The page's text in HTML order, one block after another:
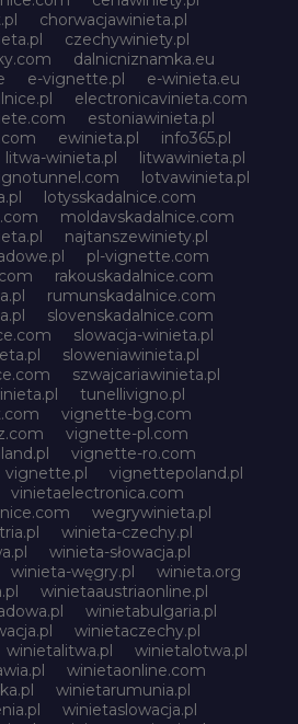
chorwacjawinieta.pl
czechywiniety.pl
dalnicniznamka.eu
e-vignette.pl
e-winieta.eu
electronicavinieta.com
estoniawinieta.pl
ewinieta.pl
info365.pl
litwa-winieta.pl
litwawinieta.pl
lotvawinieta.pl
lotysskadalnice.com
moldavskadalnice.com
najtanszewiniety.pl
pl-vignette.com
rakouskadalnice.com
rumunskadalnice.com
slovenskadalnice.com
slowacja-winieta.pl
sloweniawinieta.pl
szwajcariawinieta.pl
tunellivigno.pl
vignette-bg.com
vignette-pl.com
vignette-ro.com
vignette.pl
vignettepoland.pl
vinietaelectronica.com
wegrywinieta.pl
winieta-czechy.pl
winieta-słowacja.pl
winieta-węgry.pl
winieta.org
winietaaustriaonline.pl
winietabulgaria.pl
winietaczechy.pl
winietalitwa.pl
winietalotwa.pl
winietaonline.com
winietarumunia.pl
winietaslowacja.pl